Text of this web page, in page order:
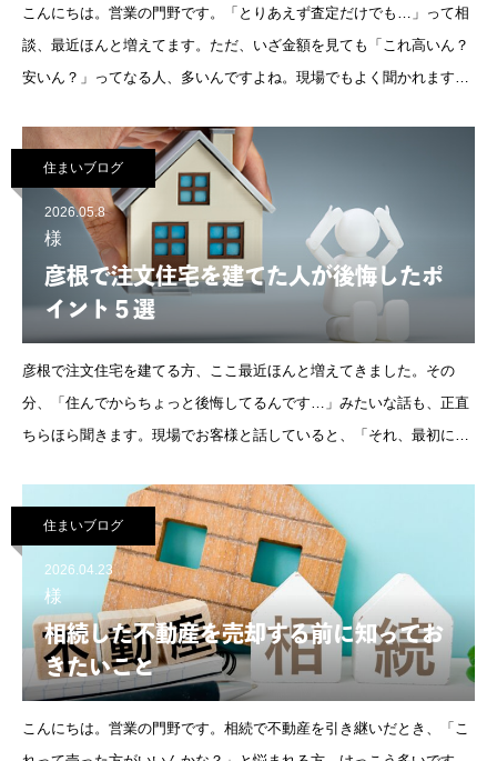
こんにちは。営業の門野です。「とりあえず査定だけでも…」って相
談、最近ほんと増えてます。ただ、いざ金額を見ても「これ高いん？
安いん？」ってなる人、多いんですよね。現場でもよく聞かれます。
るのか、できる
住まいブログ
2026.05.8
様
彦根で注文住宅を建てた人が後悔したポ
イント５選
彦根で注文住宅を建てる方、ここ最近ほんと増えてきました。その
分、「住んでからちょっと後悔してるんです…」みたいな話も、正直
ちらほら聞きます。現場でお客様と話していると、「それ、最初に知
回は、そんな“よくある後
住まいブログ
2026.04.23
様
相続した不動産を売却する前に知ってお
きたいこと
こんにちは。営業の門野です。相続で不動産を引き継いだとき、「こ